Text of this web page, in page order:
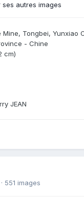
autres images
Tongbei, Yunxiao
- Chine
cm)
JEAN
· 551 images